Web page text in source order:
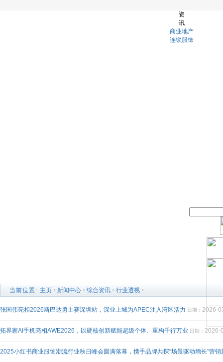
资
讯
商业地产
连锁服饰
当前位置: 主页> 新闻中心> 综合资讯> 行业透视>
张国伟亮相2026斯巴达勇士赛深圳站，深业上城为APEC注入湾区活力 日期： 2026-
拓界家AI手机亮相AWE2026，以硬核创新赋能超级个体、重构千行万业 日期： 2026-
2025小红书商业服饰潮流行业秋日峰会圆满落幕，携手品牌共探“场景驱动增长”营销